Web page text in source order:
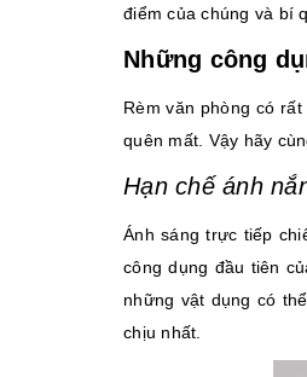
điểm của chúng và bí
Những công
Rèm văn phòng có
quên mất. Vậy hãy
Hạn chế ánh
Ánh sáng trực tiếp
công dụng đầu tiên
những vật dụng có
chịu nhất.